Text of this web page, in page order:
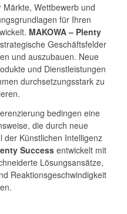
Wettbewerb und
für Ihren
MAKOWA – Plenty
Geschäftsfelder
und auszubauen. Neue
und Dienstleistungen
durchsetzungsstark zu
bedingen eine
die durch neue
der Künstlichen Intelligenz
Success entwickelt mit
Lösungsansätze,
Reaktionsgeschwindigkeit